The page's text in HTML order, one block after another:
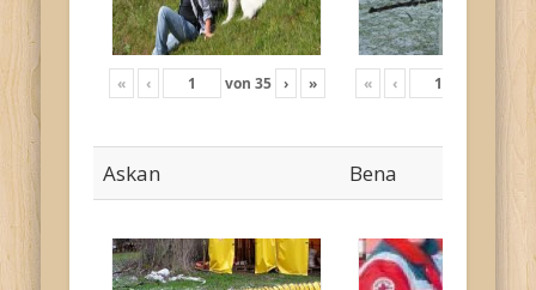
« ‹ von 35 › » « ‹ ›
Askan Bena